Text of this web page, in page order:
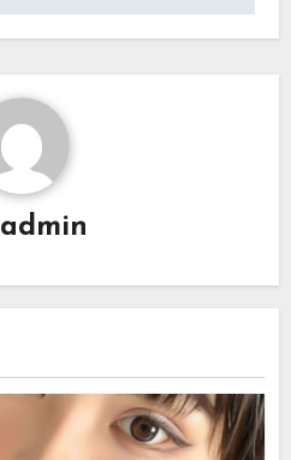
admin